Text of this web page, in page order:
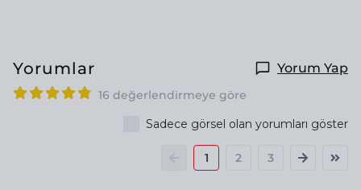
Yorumlar Yorum Yap
16 değerlendirmeye göre
Sadece görsel olan yorumları göster
1 2 3